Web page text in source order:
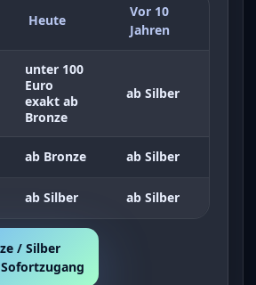
Heute
Vor 10
Jahren
unter 100
Euro
exakt ab
Bronze
ab Silber
ab Bronze ab Silber
ab Silber ab Silber
/ Silber